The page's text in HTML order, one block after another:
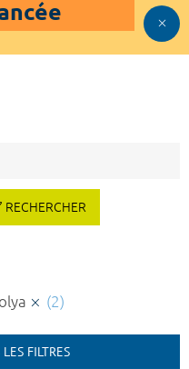
RECHERCHER
(2)
FILTRES